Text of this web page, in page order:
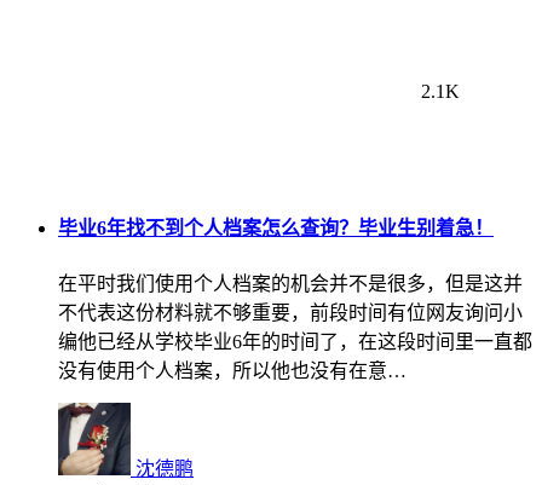
2.1K
毕业6年找不到个人档案怎么查询？毕业生别着急！
在平时我们使用个人档案的机会并不是很多，但是这并
不代表这份材料就不够重要，前段时间有位网友询问小
编他已经从学校毕业6年的时间了，在这段时间里一直都
没有使用个人档案，所以他也没有在意…
沈德鹏